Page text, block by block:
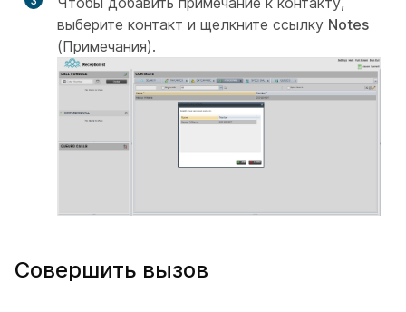
выберите контакт и щелкните ссылку Notes
(Примечания).
Совершить вызов